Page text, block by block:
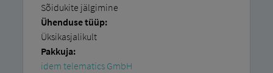
Sõidukite jälgimine
Ühenduse tüüp:
Üksikasjalikult
Pakkuja:
idem telematics GmbH